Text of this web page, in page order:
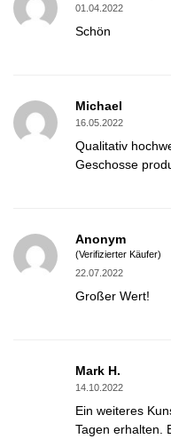
01.04.2022
Schön
Michael
16.05.2022
Qualitativ
Geschosse
Anonym
(Verifizierter Käufer)
22.07.2022
Großer Wert!
Mark H.
14.10.2022
Ein weiteres
Tagen erhalten.